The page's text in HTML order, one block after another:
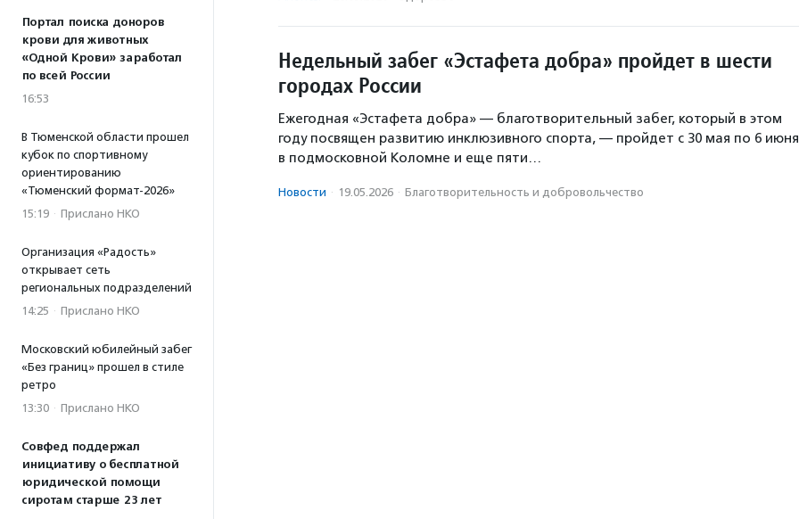
Портал поиска доноров
крови для животных
«Одной Крови» заработал
по всей России
16:53
В Тюменской области прошел
кубок по спортивному
ориентированию
«Тюменский формат-2026»
15:19 · Прислано НКО
Организация «Радость»
открывает сеть
региональных подразделений
14:25 · Прислано НКО
Московский юбилейный забег
«Без границ» прошел в стиле
ретро
13:30 · Прислано НКО
Совфед поддержал
инициативу о бесплатной
юридической помощи
сиротам старше 23 лет
Недельный забег «Эстафета добра» пройдет в шести
городах России
Ежегодная «Эстафета добра» — благотворительный забег, который в этом
году посвящен развитию инклюзивного спорта, — пройдет с 30 мая по 6 июня
в подмосковной Коломне и еще пяти…
Новости · 19.05.2026 · Благотвори­тель­ность и доброволь­чест­во